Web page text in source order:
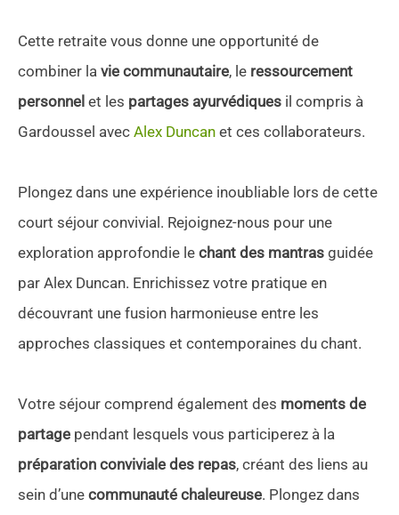
Cette retraite vous donne une opportunité de
combiner la vie communautaire, le ressourcement
personnel et les partages ayurvédiques il compris à
Gardoussel avec Alex Duncan et ces collaborateurs.
Plongez dans une expérience inoubliable lors de cette
court séjour convivial. Rejoignez-nous pour une
exploration approfondie le chant des mantras guidée
par Alex Duncan. Enrichissez votre pratique en
découvrant une fusion harmonieuse entre les
approches classiques et contemporaines du chant.
Votre séjour comprend également des moments de
partage pendant lesquels vous participerez à la
préparation conviviale des repas, créant des liens au
sein d’une communauté chaleureuse. Plongez dans